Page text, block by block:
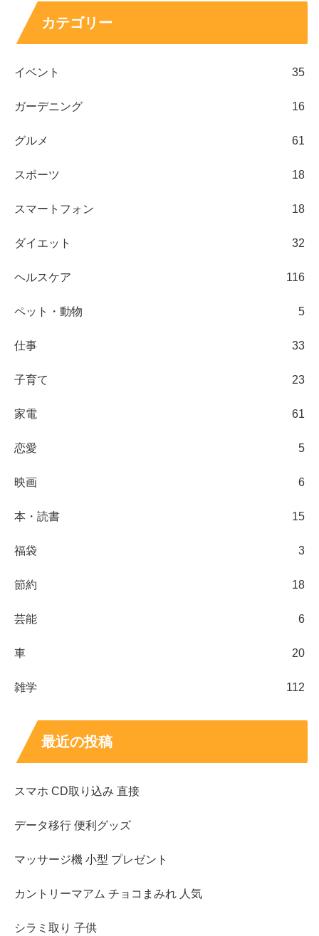
カテゴリー
イベント 35
ガーデニング 16
グルメ 61
スポーツ 18
スマートフォン 18
ダイエット 32
ヘルスケア 116
ペット・動物 5
仕事 33
子育て 23
家電 61
恋愛 5
映画 6
本・読書 15
福袋 3
節約 18
芸能 6
車 20
雑学 112
最近の投稿
スマホ CD取り込み 直接
データ移行 便利グッズ
マッサージ機 小型 プレゼント
カントリーマアム チョコまみれ 人気
シラミ取り 子供